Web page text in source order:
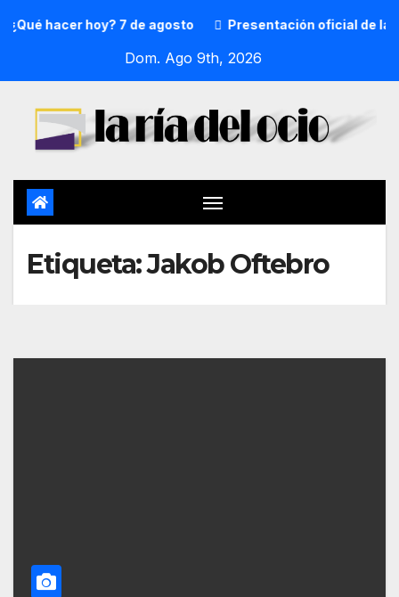
¿Qué hacer hoy? 7 de agosto Presentación oficial de la
Dom. Ago 9th, 2026
Etiqueta:Jakob Oftebro